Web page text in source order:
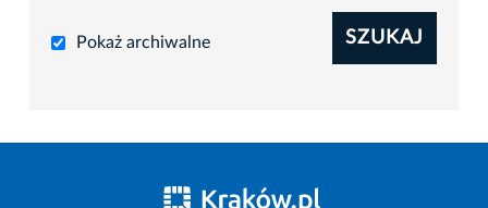
Pokaż archiwalne SZUKAJ